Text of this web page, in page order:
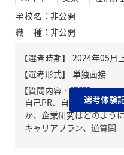
学校名 ： 非公開
職種 ： 非公開
【質問内容・課題】
自己PR、自分の強み/弱
か、企業研究はどのよう
キャリアプラン、逆質問
選考体験